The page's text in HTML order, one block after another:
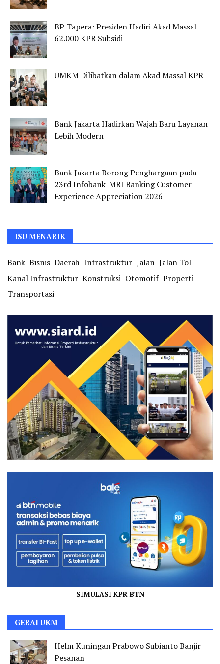
BP Tapera: Presiden Hadiri Akad Massal
62.000 KPR Subsidi
UMKM Dilibatkan dalam Akad Massal KPR
Bank Jakarta Hadirkan Wajah Baru Layanan
Lebih Modern
Bank Jakarta Borong Penghargaan pada
23rd Infobank-MRI Banking Customer
Experience Appreciation 2026
ISU MENARIK
Bank Bisnis Daerah Infrastruktur Jalan Jalan Tol
Kanal Infrastruktur Konstruksi Otomotif Properti
Transportasi
SIMULASI KPR BTN
GERAI UKM
Helm Kuningan Prabowo Subianto Banjir
Pesanan